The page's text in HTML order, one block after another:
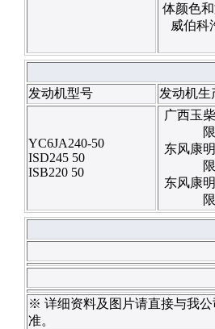
体颜色
威伯科
发动机型号
发动机生
YC6JA240-50
ISD245 50
ISB220 50
广西玉
东风康
东风康
※ 详细资料及图片请直接与我
准。